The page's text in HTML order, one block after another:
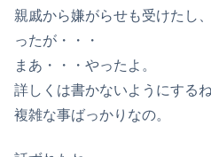
親戚から嫌がらせも受けたし
ったが・・・
まあ・・・やったよ。
詳しくは書かないようにするね
複雑な事ばっかりなの。